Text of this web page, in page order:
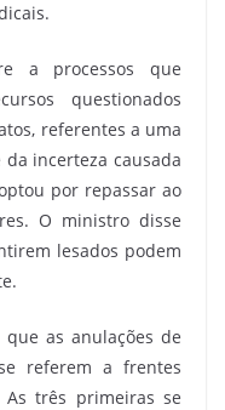
a processos que
questionados
referentes a uma
incerteza causada
por repassar ao
O ministro disse
lesados podem
as anulações de
referem a frentes
As três primeiras se